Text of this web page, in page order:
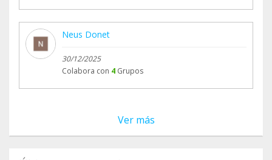
Neus Donet
30/12/2025
Colabora con 4 Grupos
Ver más